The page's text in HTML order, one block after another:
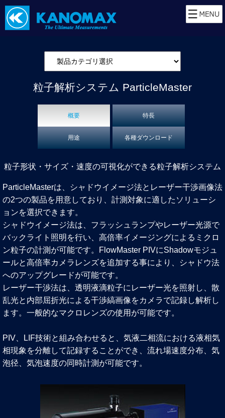
粒子解析システム ParticleMaster
概要 特長
用途 各種ダウンロード
粒子形状・サイズ・速度の可視化ができる粒子解析システム
ParticleMasterは、シャドウイメージ法とレーザー干渉画像法
の2つの製品を用意しており、計測対象に適したソリューシ
ョンを選択できます。
シャドウイメージ法は、フラッシュランプやレーザー光源で
バックライト照明を行い、高倍率イメージングによるミクロ
ン粒子の計測が可能です。FlowMaster PIVにShadowモジュ
ールと高倍率カメラレンズを追加する事により、シャドウ法
へのアップグレードが可能です。
レーザー干渉法は、透明液滴粒子にレーザー光を照射し、散
乱光と内部屈折光による干渉縞画像をカメラで記録し解析し
ます。一般的なマクロレンズの使用が可能です。
PIV、LIF技術と組み合わせると、気液二相流における液相気
相現象を分離して記録することができ、流れ場速度分布、気
泡径、気泡速度の同時計測が可能です。